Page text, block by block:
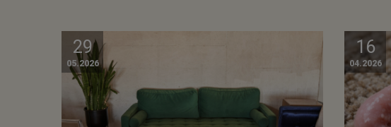
29
05.2026
16
04.2026